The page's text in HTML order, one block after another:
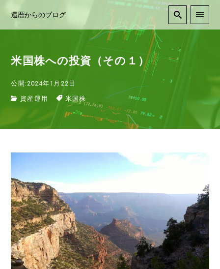
還暦からのブログ
米国株への投資（その１）
公開:2024年1月22日
資産運用 米国株